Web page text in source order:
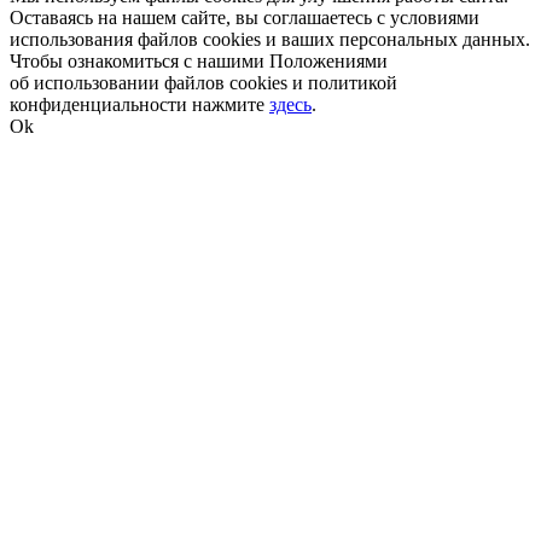
Оставаясь на нашем сайте, вы соглашаетесь с условиями
использования файлов cookies и ваших персональных данных.
Чтобы ознакомиться с нашими Положениями
об использовании файлов cookies и политикой
конфиденциальности нажмите здесь.
Ok